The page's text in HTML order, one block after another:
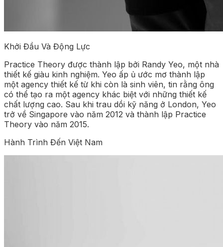
Khởi Đầu Và Động Lực
Practice Theory được thành lập bởi Randy Yeo, một nhà
thiết kế giàu kinh nghiệm. Yeo ấp ủ ước mơ thành lập
một agency thiết kế từ khi còn là sinh viên, tin rằng ông
có thể tạo ra một agency khác biệt với những thiết kế
chất lượng cao. Sau khi trau dồi kỹ năng ở London, Yeo
trở về Singapore vào năm 2012 và thành lập Practice
Theory vào năm 2015.
Hành Trình Đến Việt Nam